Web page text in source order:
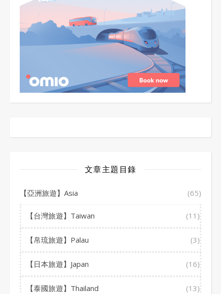
文章主題目錄
【亞洲旅遊】Asia (65)
【台灣旅遊】Taiwan (11)
【帛琉旅遊】Palau (3)
【日本旅遊】Japan (16)
【泰國旅遊】Thailand (13)